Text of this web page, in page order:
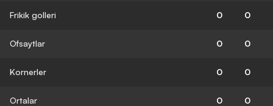
Frikik golleri 0 0
Ofsaytlar 0 0
Kornerler 0 0
Ortalar 0 0